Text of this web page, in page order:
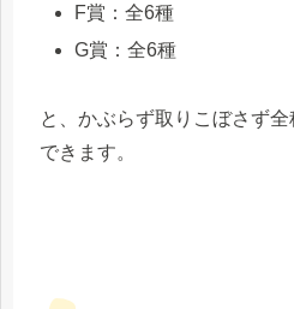
F賞：全6種
G賞：全6種
と、かぶらず取りこぼさず
できます。